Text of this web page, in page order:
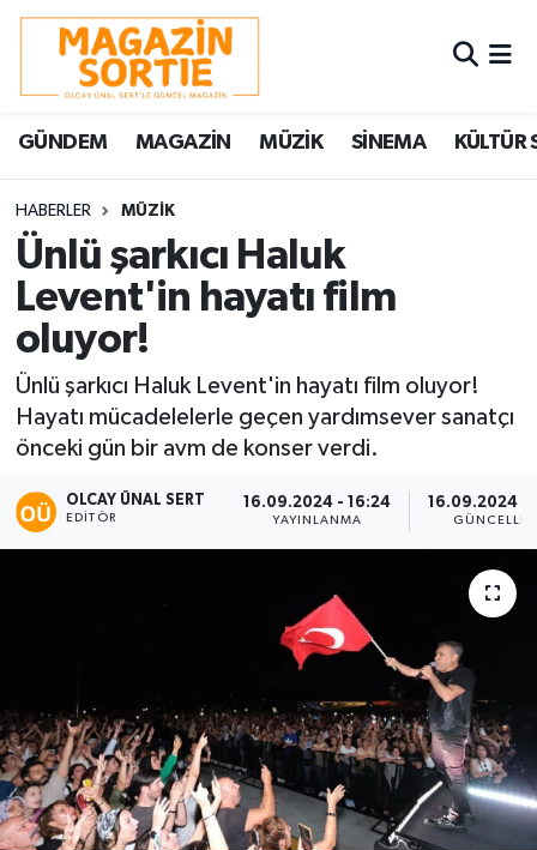
GÜNDEM MAGAZİN MÜZİK SİNEMA KÜLTÜR
HABERLER MÜZİK
Ünlü şarkıcı Haluk
Levent'in hayatı film
oluyor!
Ünlü şarkıcı Haluk Levent'in hayatı film oluyor!
Hayatı mücadelelerle geçen yardımsever sanatçı
önceki gün bir avm de konser verdi.
OLCAY ÜNAL SERT
EDITÖR
16.09.2024 - 16:24
YAYINLANMA
16.09.2024 -
Nöbetçi Eczaneler
Hava Durumu
Trafik Durumu
Süper Lig Puan Durumu ve Fikstür
Tüm Manşetler
Son Dakika Haberleri
Haber Arşivi